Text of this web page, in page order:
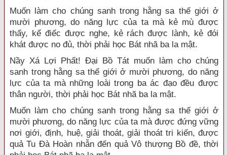
Muốn làm cho chúng sanh trong hằng sa thế giới ở
mười phương, do năng lực của ta mà kẻ mù được
thấy, kể điếc được nghe, kẻ rách được lành, kẻ đói
khát được no đủ, thời phải học Bát nhã ba la mật.
Nầy Xá Lợi Phất! Đại Bồ Tát muốn làm cho chúng
sanh trong hằng sa thế giới ở mười phương, do năng
lực của ta mà những loài trong ba ác đạo đều được
thân người, thời phải học Bát nhã ba la mật.
Muốn làm cho chúng sanh trong hằng sa thế giới ở
mười phương, do năng lực của ta mà được đứng vững
nơi giới, định, huệ, giải thoát, giải thoát tri kiến, được
quả Tu Đà Hoàn nhẫn đến quả Vô thượng Bồ đề, thời